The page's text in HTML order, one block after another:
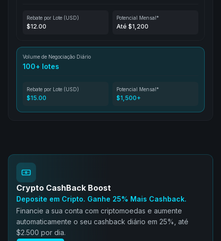
Rebate por Lote (USD)
$12.00
Potencial Mensal*
Até $1,200
Volume de Negociação Diário
100+ lotes
Rebate por Lote (USD)
$15.00
Potencial Mensal*
$1,500+
Crypto CashBack Boost
Deposite em Cripto. Ganhe 25% Mais Cashback.
Financie a sua conta com criptomoedas e aumente
automaticamente o seu cashback diário em 25%, até
$2.500 por dia.